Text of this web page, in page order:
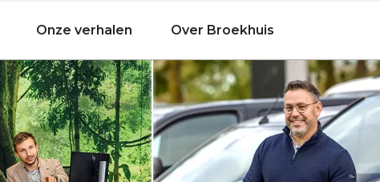
Onze verhalen
Over Broekhuis